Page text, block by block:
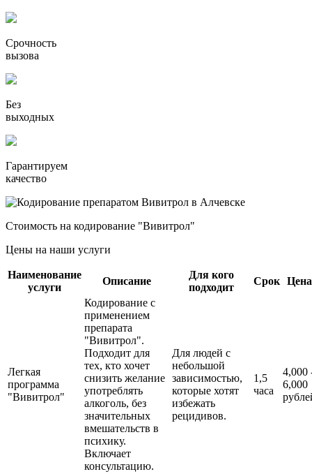
Срочность
вызова
Без
выходных
Гарантируем
качество
Стоимость на кодирование "Вивитрол"
Цены на наши услуги
Наименование
услуги
Описание
Для кого
подходит
Срок Цена
Легкая
программа
"Вивитрол"
Кодирование с
применением
препарата
"Вивитрол".
Подходит для
тех, кто хочет
снизить желание
употреблять
алкоголь, без
значительных
вмешательств в
психику.
Включает
консультацию.
Для людей с
небольшой
зависимостью,
которые хотят
избежать
рецидивов.
1,5
часа
4,000
6,000